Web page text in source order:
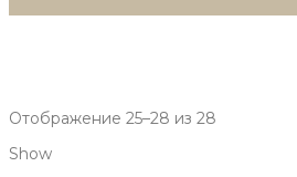
Отображение 25–28 из 28
Show